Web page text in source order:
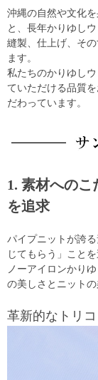
沖縄の自然や文化
と、長年かりゆし
縫製、仕上げ、そ
ます。
私たちのかりゆし
ていただける品質
だわっています。
1. 素材へのこ
を追求
パイプニットが誇
じてもらう」こと
ノーアイロンかり
の美しさとニット
革新的なトリ